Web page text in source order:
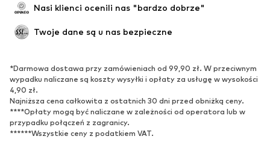
Specjalne okazje
Ekskluzywne
Nowości
Na czasie
Trampki & sneakersy
Czółenka & buty na obcasie
Kozaki
Sandały
Nasi klienci ocenili nas "bardzo dobrze"
Twoje dane są u nas bezpieczne
*Darmowa dostawa przy zamówieniach od 99,90 zł. W przeciwnym
wypadku naliczane są koszty wysyłki i opłaty za usługę w wysokości
4,90 zł.
Najniższa cena całkowita z ostatnich 30 dni przed obniżką ceny.
****Opłaty mogą być naliczane w zależności od operatora lub w
przypadku połączeń z zagranicy.
******Wszystkie ceny z podatkiem VAT.